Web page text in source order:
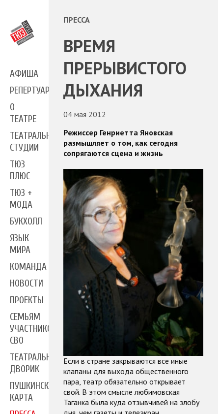
АФИША
РЕПЕРТУАР
О
ТЕАТРЕ
ТЕАТРАЛЬНЫЕ
СТУДИИ
ТЮЗ
ПЛЮС
ТЮЗ +
МОДА
БУКХОЛЛ
ЯЗЫК
МИРА
КОМАНДА
НОВОСТИ
ПРОЕКТЫ
СЕМЬЯМ
УЧАСТНИКОВ
СВО
ТЕАТРАЛЬНЫЙ
ДВОРИК
ПУШКИНСКАЯ
КАРТА
ПРЕССА
ВРЕМЯ
ПРЕРЫВИСТОГО
ДЫХАНИЯ
04 мая 2012
Режиссер Генриетта Яновская
размышляет о том, как сегодня
сопрягаются сцена и жизнь
Если в стране закрываются все иные
клапаны для выхода общественного
пара, театр обязательно открывает
свой. В этом смысле любимовская
Таганка была куда отзывчивей на злобу